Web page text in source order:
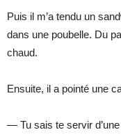
Puis il m’a tendu un
dans une poubelle. Du
chaud.
Ensuite, il a pointé une
— Tu sais te servir